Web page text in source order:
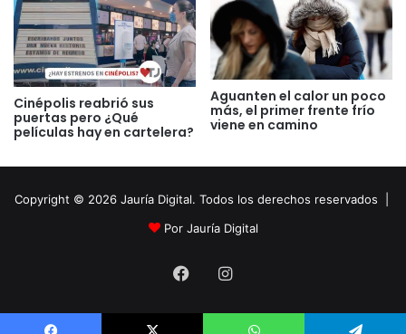
Cinépolis reabrió sus
puertas pero ¿Qué
películas hay en cartelera?
Aguanten el calor un poco
más, el primer frente frío
viene en camino
Copyright © 2026 Jauría Digital. Todos los derechos reservados |
Por Jauría Digital
FacebookInstagram